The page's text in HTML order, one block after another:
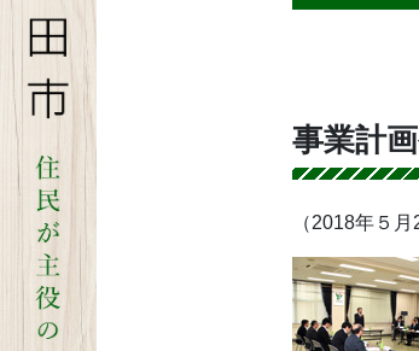
事業計
（2018年５月